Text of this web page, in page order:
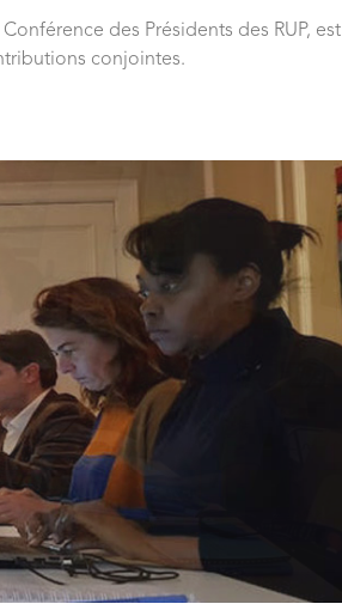
des Présidents des RUP, est
conjointes.